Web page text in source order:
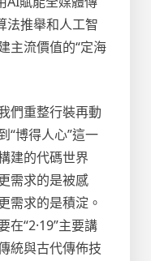
法推舉和人工智
主流價值的“定海
們重整行裝再動
“博得人心”這一
建的代碼世界
需求的是被感
需求的是積淀。
在“2·19”主要講
統與古代傳佈技